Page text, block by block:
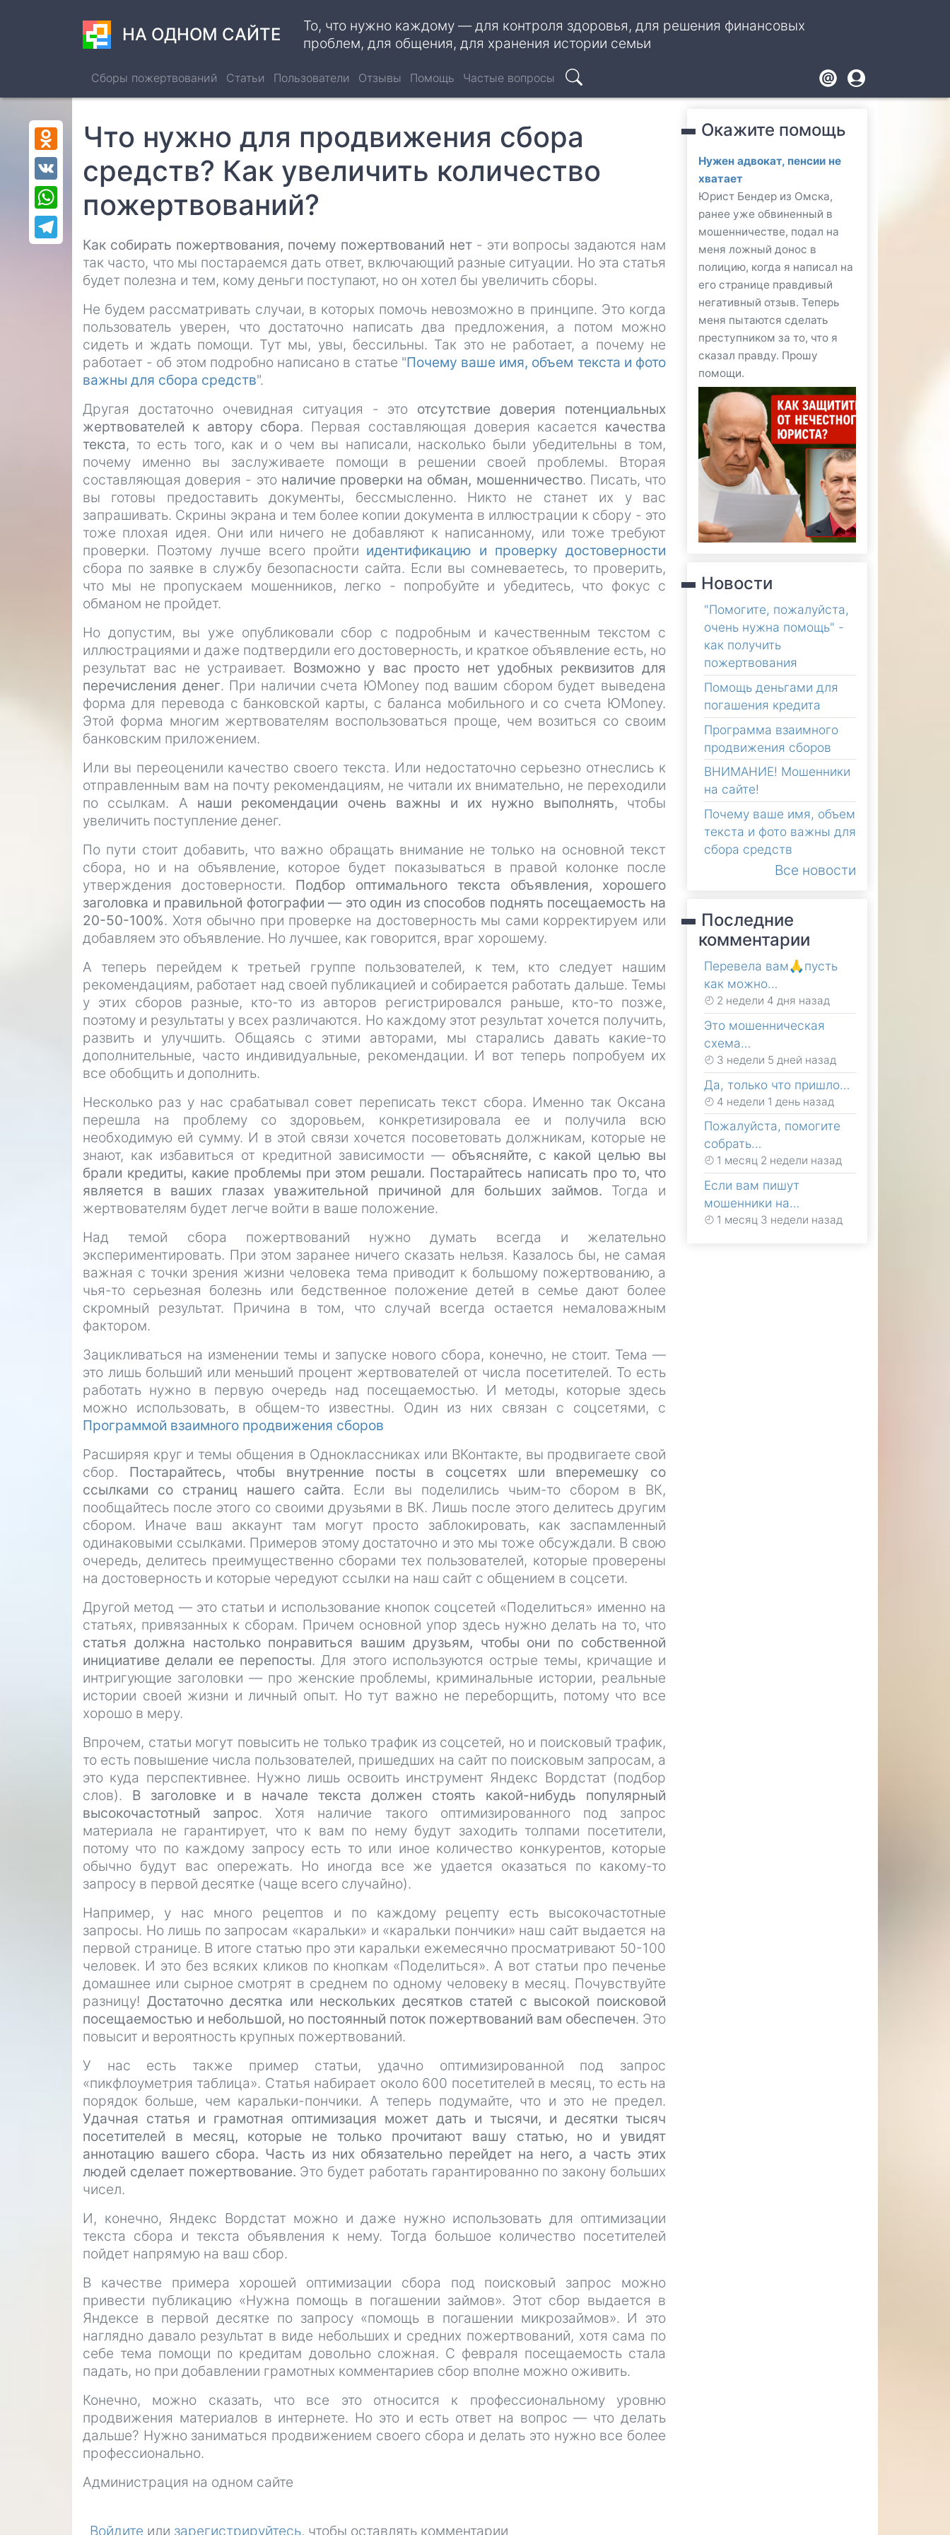
НА ОДНОМ САЙТЕ
То, что нужно каждому — для контроля здоровья, для решения финансовых
проблем, для общения, для хранения истории семьи
Сборы пожертвований Статьи Пользователи Отзывы Помощь Частые вопросы
Поиск Footer
User
account
menu
Что нужно для продвижения сбора
средств? Как увеличить количество
пожертвований?
Как собирать пожертвования, почему пожертвований нет- эти вопросы задаются нам
так часто, что мы постараемся дать ответ, включающий разные ситуации. Но эта статья
будет полезна и тем, кому деньги поступают, но он хотел бы увеличить сборы.
Не будем рассматривать случаи, в которых помочь невозможно в принципе. Это когда
пользователь уверен, что достаточно написать два предложения, а потом можно
сидеть и ждать помощи. Тут мы, увы, бессильны. Так это не работает, а почему не
работает - об этом подробно написано в статье "Почему ваше имя, объем текста и фото
важны для сбора средств".
Другая достаточно очевидная ситуация - это отсутствие доверия потенциальных
жертвователей к автору сбора. Первая составляющая доверия касается качества
текста, то есть того, как и о чем вы написали, насколько были убедительны в том,
почему именно вы заслуживаете помощи в решении своей проблемы. Вторая
составляющая доверия - это наличие проверки на обман, мошенничество. Писать, что
вы готовы предоставить документы, бессмысленно. Никто не станет их у вас
запрашивать. Скрины экрана и тем более копии документа в иллюстрации к сбору - это
тоже плохая идея. Они или ничего не добавляют к написанному, или тоже требуют
проверки. Поэтому лучше всего пройти идентификацию и проверку достоверности
сбора по заявке в службу безопасности сайта. Если вы сомневаетесь, то проверить,
что мы не пропускаем мошенников, легко - попробуйте и убедитесь, что фокус с
обманом не пройдет.
Но допустим, вы уже опубликовали сбор с подробным и качественным текстом с
иллюстрациями и даже подтвердили его достоверность, и краткое объявление есть, но
результат вас не устраивает. Возможно у вас просто нет удобных реквизитов для
перечисления денег. При наличии счета ЮMoney под вашим сбором будет выведена
форма для перевода с банковской карты, с баланса мобильного и со счета ЮMoney.
Этой форма многим жертвователям воспользоваться проще, чем возиться со своим
банковским приложением.
Или вы переоценили качество своего текста. Или недостаточно серьезно отнеслись к
отправленным вам на почту рекомендациям, не читали их внимательно, не переходили
по ссылкам. А наши рекомендации очень важны и их нужно выполнять, чтобы
увеличить поступление денег.
По пути стоит добавить, что важно обращать внимание не только на основной текст
сбора, но и на объявление, которое будет показываться в правой колонке после
утверждения достоверности. Подбор оптимального текста объявления, хорошего
заголовка и правильной фотографии — это один из способов поднять посещаемость на
20-50-100%. Хотя обычно при проверке на достоверность мы сами корректируем или
добавляем это объявление. Но лучшее, как говорится, враг хорошему.
А теперь перейдем к третьей группе пользователей, к тем, кто следует нашим
рекомендациям, работает над своей публикацией и собирается работать дальше. Темы
у этих сборов разные, кто-то из авторов регистрировался раньше, кто-то позже,
поэтому и результаты у всех различаются. Но каждому этот результат хочется получить,
развить и улучшить. Общаясь с этими авторами, мы старались давать какие-то
дополнительные, часто индивидуальные, рекомендации. И вот теперь попробуем их
все обобщить и дополнить.
Несколько раз у нас срабатывал совет переписать текст сбора. Именно так Оксана
перешла на проблему со здоровьем, конкретизировала ее и получила всю
необходимую ей сумму. И в этой связи хочется посоветовать должникам, которые не
знают, как избавиться от кредитной зависимости — объясняйте, с какой целью вы
брали кредиты, какие проблемы при этом решали. Постарайтесь написать про то, что
является в ваших глазах уважительной причиной для больших займов. Тогда и
жертвователям будет легче войти в ваше положение.
Над темой сбора пожертвований нужно думать всегда и желательно
экспериментировать. При этом заранее ничего сказать нельзя. Казалось бы, не самая
важная с точки зрения жизни человека тема приводит к большому пожертвованию, а
чья-то серьезная болезнь или бедственное положение детей в семье дают более
скромный результат. Причина в том, что случай всегда остается немаловажным
фактором.
Зацикливаться на изменении темы и запуске нового сбора, конечно, не стоит. Тема —
это лишь больший или меньший процент жертвователей от числа посетителей. То есть
работать нужно в первую очередь над посещаемостью. И методы, которые здесь
можно использовать, в общем-то известны. Один из них связан с соцсетями, с
Программой взаимного продвижения сборов
Расширяя круг и темы общения в Одноклассниках или ВКонтакте, вы продвигаете свой
сбор. Постарайтесь, чтобы внутренние посты в соцсетях шли вперемешку со
ссылками со страниц нашего сайта. Если вы поделились чьим-то сбором в ВК,
пообщайтесь после этого со своими друзьями в ВК. Лишь после этого делитесь другим
сбором. Иначе ваш аккаунт там могут просто заблокировать, как заспамленный
одинаковыми ссылками. Примеров этому достаточно и это мы тоже обсуждали. В свою
очередь, делитесь преимущественно сборами тех пользователей, которые проверены
на достоверность и которые чередуют ссылки на наш сайт с общением в соцсети.
Другой метод — это статьи и использование кнопок соцсетей «Поделиться» именно на
статьях, привязанных к сборам. Причем основной упор здесь нужно делать на то, что
статья должна настолько понравиться вашим друзьям, чтобы они по собственной
инициативе делали ее перепосты. Для этого используются острые темы, кричащие и
интригующие заголовки — про женские проблемы, криминальные истории, реальные
истории своей жизни и личный опыт. Но тут важно не переборщить, потому что все
хорошо в меру.
Впрочем, статьи могут повысить не только трафик из соцсетей, но и поисковый трафик,
то есть повышение числа пользователей, пришедших на сайт по поисковым запросам, а
это куда перспективнее. Нужно лишь освоить инструмент Яндекс Вордстат (подбор
слов). В заголовке и в начале текста должен стоять какой-нибудь популярный
высокочастотный запрос. Хотя наличие такого оптимизированного под запрос
материала не гарантирует, что к вам по нему будут заходить толпами посетители,
потому что по каждому запросу есть то или иное количество конкурентов, которые
обычно будут вас опережать. Но иногда все же удается оказаться по какому-то
запросу в первой десятке (чаще всего случайно).
Например, у нас много рецептов и по каждому рецепту есть высокочастотные
запросы. Но лишь по запросам «каральки» и «каральки пончики» наш сайт выдается на
первой странице. В итоге статью про эти каральки ежемесячно просматривают 50-100
человек. И это без всяких кликов по кнопкам «Поделиться». А вот статьи про печенье
домашнее или сырное смотрят в среднем по одному человеку в месяц. Почувствуйте
разницу! Достаточно десятка или нескольких десятков статей с высокой поисковой
посещаемостью и небольшой, но постоянный поток пожертвований вам обеспечен. Это
повысит и вероятность крупных пожертвований.
У нас есть также пример статьи, удачно оптимизированной под запрос
«пикфлоуметрия таблица». Статья набирает около 600 посетителей в месяц, то есть на
порядок больше, чем каральки-пончики. А теперь подумайте, что и это не предел.
Удачная статья и грамотная оптимизация может дать и тысячи, и десятки тысяч
посетителей в месяц, которые не только прочитают вашу статью, но и увидят
аннотацию вашего сбора. Часть из них обязательно перейдет на него, а часть этих
людей сделает пожертвование. Это будет работать гарантированно по закону больших
чисел.
И, конечно, Яндекс Вордстат можно и даже нужно использовать для оптимизации
текста сбора и текста объявления к нему. Тогда большое количество посетителей
пойдет напрямую на ваш сбор.
В качестве примера хорошей оптимизации сбора под поисковый запрос можно
привести публикацию «Нужна помощь в погашении займов». Этот сбор выдается в
Яндексе в первой десятке по запросу «помощь в погашении микрозаймов». И это
наглядно давало результат в виде небольших и средних пожертвований, хотя сама по
себе тема помощи по кредитам довольно сложная. С февраля посещаемость стала
падать, но при добавлении грамотных комментариев сбор вполне можно оживить.
Конечно, можно сказать, что все это относится к профессиональному уровню
продвижения материалов в интернете. Но это и есть ответ на вопрос — что делать
дальше? Нужно заниматься продвижением своего сбора и делать это нужно все более
профессионально.
Администрация на одном сайте
Войдите или зарегистрируйтесь, чтобы оставлять комментарии
Odnoklassniki
WhatsApp
Окажите помощь
Нужен адвокат, пенсии не
хватает
Юрист Бендер из Омска,
ранее уже обвиненный в
мошенничестве, подал на
меня ложный донос в
полицию, когда я написал на
его странице правдивый
негативный отзыв. Теперь
меня пытаются сделать
преступником за то, что я
сказал правду. Прошу
помощи.
Новости
"Помогите, пожалуйста,
очень нужна помощь" -
как получить
пожертвования
Помощь деньгами для
погашения кредита
Программа взаимного
продвижения сборов
ВНИМАНИЕ! Мошенники
на сайте!
Почему ваше имя, объем
текста и фото важны для
сбора средств
Все новости
Последние
комментарии
Перевела вам🙏пусть
как можно…
2 недели 4 дня назад
Это мошенническая
схема…
3 недели 5 дней назад
Да, только что пришло…
4 недели 1 день назад
Пожалуйста, помогите
собрать…
1 месяц 2 недели назад
Если вам пишут
мошенники на…
1 месяц 3 недели назад